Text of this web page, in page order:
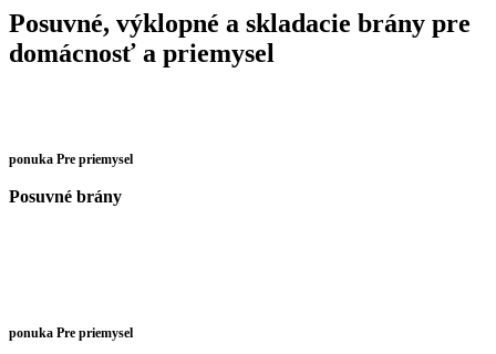
Posuvné, výklopné a skladacie brány pre
domácnosť a priemysel
ponuka Pre priemysel
Posuvné brány
ponuka Pre priemysel